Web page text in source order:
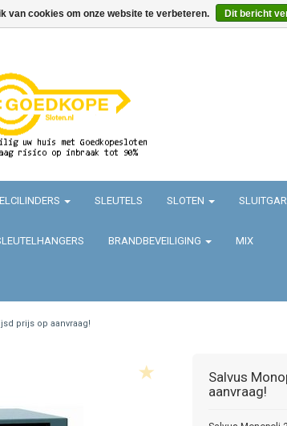
SLEUTELS SLOTEN
BRANDBEVEILIGING MIX
prijs op aanvraag!
Salvus
aanvraag!
van cookies om onze website te verbeteren. Dit bericht